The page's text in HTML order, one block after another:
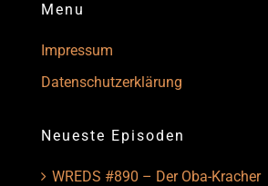
Menu
Impressum
Datenschutzerklärung
Neueste Episoden
WREDS #890 – Der Oba-Kracher